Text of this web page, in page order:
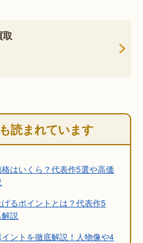
取
読まれています
はいくら？代表作5選や高価
るポイントとは？代表作5
説
ントを徹底解説！人物像や4